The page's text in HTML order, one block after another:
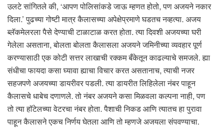
उलटे सांगितले की, ‘आपण पोलिसांकडे जाऊ म्हणत होतो, पण अजयने नकार
दिला.’ पुढच्या गोष्टी मात्र कैलासच्या अपेक्षेप्रमाणे घडतच नव्हत्या. अजय
ब्लॅकमेलरला पैसे देण्याची टाळाटाळ करत होता. त्या दिवशी अजयच्या घरी
गेलेला असताना, बोलता बोलता कैलासला अजयने जमिनीच्या व्यवहार पूर्ण
करण्यासाठी एक कोटी सत्तर लाखाची रक्कम बँकेतून काढल्याचे समजले. ह्या
संधीचा फायदा कसा घ्यावा ह्याचा विचार करत असतानाच, त्याची नजर
सहजपणे अजयच्या डायरीवर पडली. त्या डायरीत लिहिलेला नंबर पाहून
कैलासचे धाबेच दणाणले. तो नंबर अजयने कसा मिळवला कल्पना नाही, पण
तो त्या हॉटेलच्या वेटरचा नंबर होता. पैशाची निकड आणि त्यातच हा पुरावा
पाहून कैलासने एकच निर्णय घेतला आणि तो म्हणजे अजयला संपवण्याचा.